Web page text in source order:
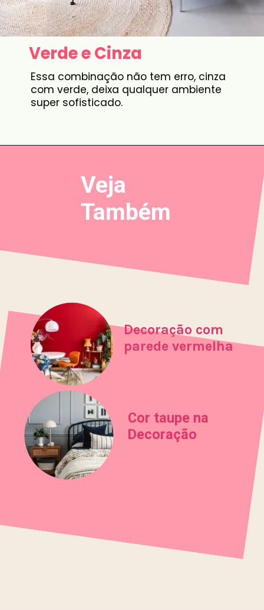
Verde e Cinza
Essa combinação não tem erro, cinza
com verde, deixa qualquer ambiente
super sofisticado.
Veja
Também
Decoração com
parede vermelha
Cor taupe na
Decoração